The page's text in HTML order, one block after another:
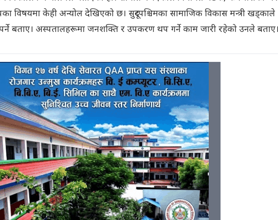
विषयमा केही अन्योल देखिएको छ। सुदूरपश्चिमका सामाजिक विकास मन्त्री खड्काले
बताए। अस्पतालहरूमा जनशक्ति र उपकरण थप गर्ने काम जारी रहेको उनले बताए।